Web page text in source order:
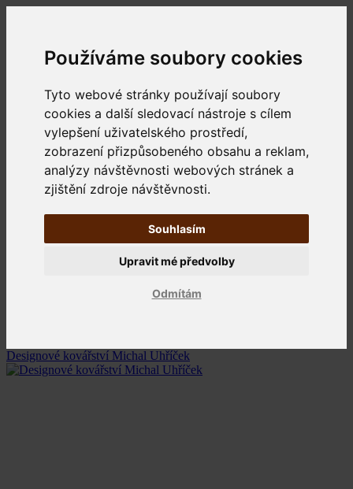
Používáme soubory cookies
Tyto webové stránky používají soubory
cookies a další sledovací nástroje s cílem
vylepšení uživatelského prostředí,
zobrazení přizpůsobeného obsahu a reklam,
analýzy návštěvnosti webových stránek a
zjištění zdroje návštěvnosti.
Souhlasím
Odmítám
Upravit mé předvolby
Designové kovářství Michal Uhříček